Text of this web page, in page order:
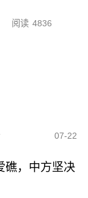
阅读 4836
07-22
礁，中方坚决